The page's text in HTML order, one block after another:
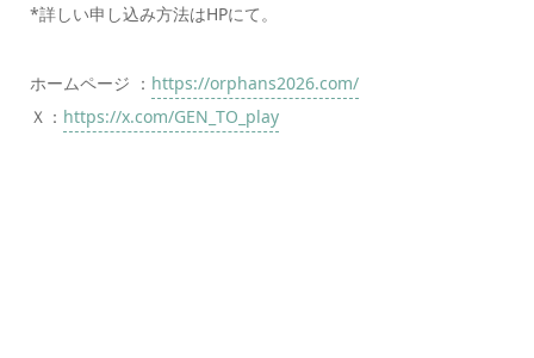
*詳しい申し込み方法はHPにて。
ホームページ ： https://orphans2026.com/
Ｘ： https://x.com/GEN_TO_play